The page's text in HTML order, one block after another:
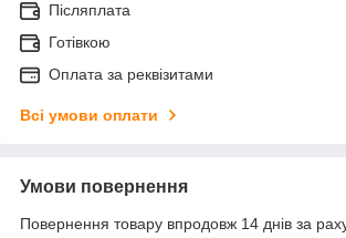
Післяплата
Готівкою
Оплата за реквізитами
Всі умови оплати
Умови повернення
Повернення товару впродовж 14 днів за